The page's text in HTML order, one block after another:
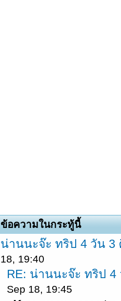
ข้อความในกระทู้นี้
น่านนะจ๊ะ ทริป 4 วัน 3
18, 19:40
RE: น่านนะจ๊ะ ทริป
Sep 18, 19:45